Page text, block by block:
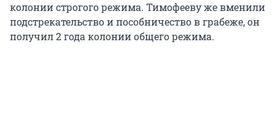
колонии строгого режима. Тимофееву же вменили
подстрекательство и пособничество в грабеже, он
получил 2 года колонии общего режима.